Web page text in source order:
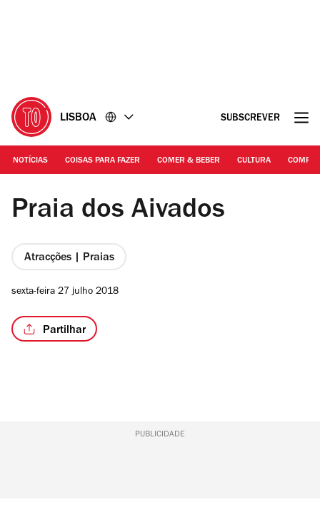
LISBOA SUBSCREVER
NOTÍCIAS COISAS PARA FAZER COMER & BEBER CULTURA
Fotografia: Arlindo Camacho | Praia dos Aivados
Praia dos Aivados
Atracções | Praias
sexta-feira 27 julho 2018
Partilhar
PUBLICIDADE